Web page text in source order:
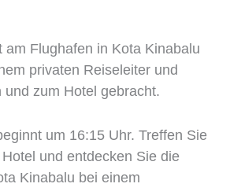
am Flughafen in Kota Kinabalu
privaten Reiseleiter und
und zum Hotel gebracht.
um 16:15 Uhr. Treffen Sie
und entdecken Sie die
Kinabalu bei einem